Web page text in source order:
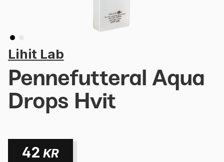
Lihit Lab
Pennefutteral Aqua
Drops Hvit
42 KR